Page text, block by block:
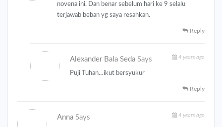
novena ini. Dan benar sebelum hari ke 9 selalu
terjawab beban yg saya resahkan.
Reply
Alexander Bala SedaSays 4 years ago
Puji Tuhan…ikut bersyukur
Reply
Anna Says 4 years ago